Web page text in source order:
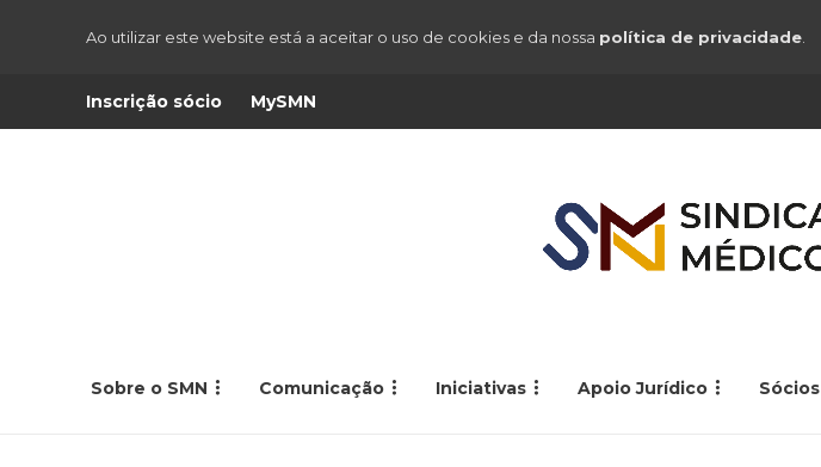
Ao utilizar este website está a aceitar o uso de cookies e da nossa política de privacidade
Inscrição sócio MySMN
Sobre o SMN Comunicação Iniciativas Apoio Jurídico Sócios